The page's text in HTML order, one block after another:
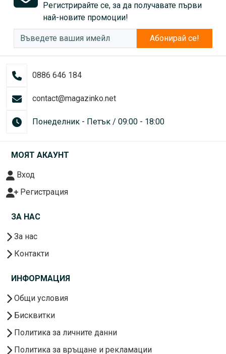
Регистрирайте се, за да получавате първи
най-новите промоции!
Абонирай се!
0886 646 184
contact@magazinko.net
Понеделник - Петък / 09:00 - 18:00
МОЯТ АКАУНТ
Вход
Регистрация
ЗА НАС
За нас
Контакти
ИНФОРМАЦИЯ
Общи условия
Бисквитки
Политика за личните данни
Политика за връщане и рекламации